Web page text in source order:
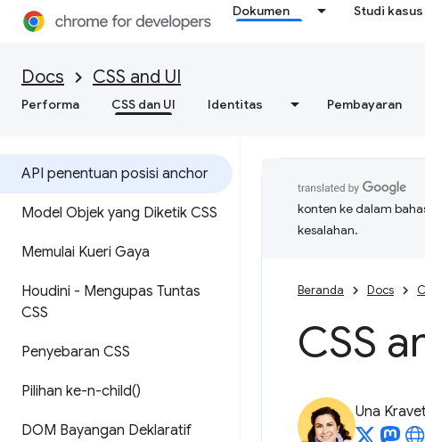
Dokumen Studi kasus
Docs CSS and UI
Performa CSS dan UI Identitas Pembayaran
API penentuan posisi anchor
Model Objek yang Diketik CSS
Memulai Kueri Gaya
Houdini - Mengupas Tuntas
CSS
Penyebaran CSS
Pilihan ke-n-child()
DOM Bayangan Deklaratif
konten ke dalam
kesalahan.
Beranda Docs
CSS
Una